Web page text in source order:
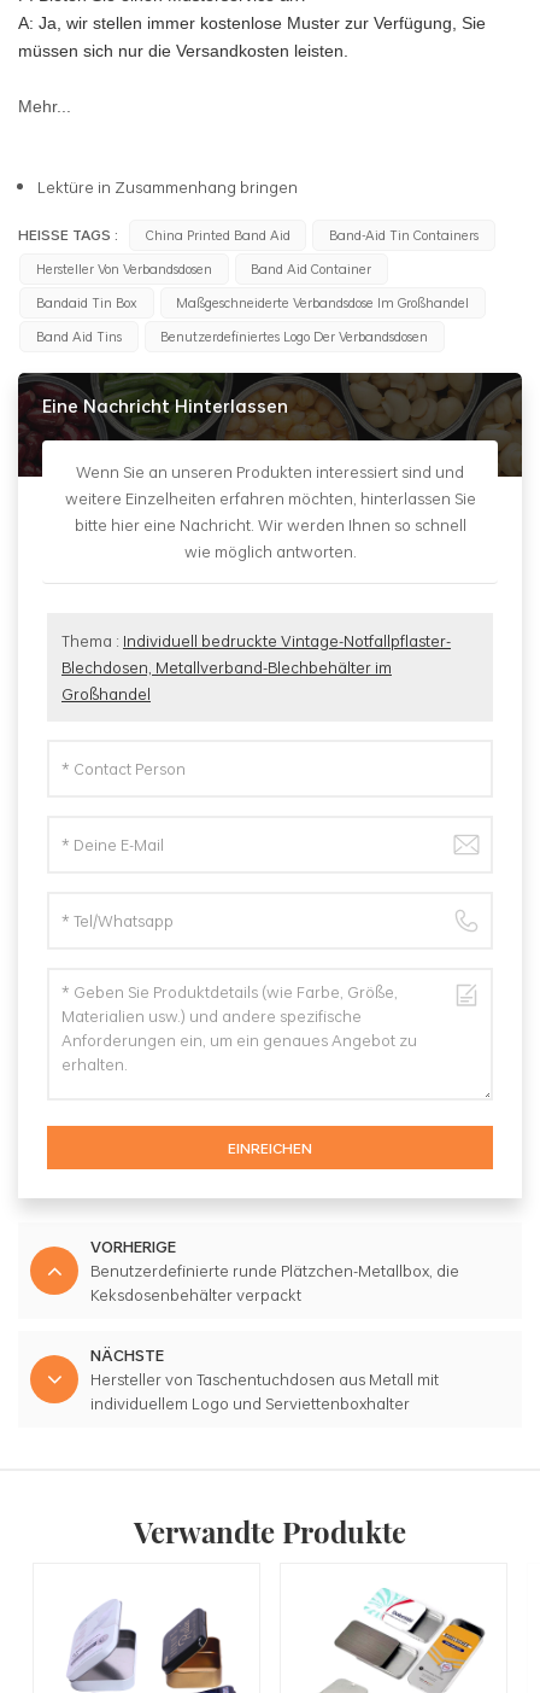
A: Ja, wir stellen immer kostenlose Muster zur Verfügung, Sie
müssen sich nur die Versandkosten leisten.
Mehr...
Lektüre in Zusammenhang bringen
HEISSE TAGS : China Printed Band Aid
Band-Aid Tin Containers
Hersteller Von Verbandsdosen
Band Aid Container
Bandaid Tin Box
Maßgeschneiderte Verbandsdose Im Großhandel
Band Aid Tins
Benutzerdefiniertes Logo Der Verbandsdosen
Eine Nachricht Hinterlassen
Wenn Sie an unseren Produkten interessiert sind und
weitere Einzelheiten erfahren möchten, hinterlassen Sie
bitte hier eine Nachricht. Wir werden Ihnen so schnell
wie möglich antworten.
Thema : Individuell bedruckte Vintage-Notfallpflaster-
Blechdosen, Metallverband-Blechbehälter im
Großhandel
EINREICHEN
VORHERIGE
Benutzerdefinierte runde Plätzchen-Metallbox, die
Keksdosenbehälter verpackt
NÄCHSTE
Hersteller von Taschentuchdosen aus Metall mit
individuellem Logo und Serviettenboxhalter
Verwandte Produkte